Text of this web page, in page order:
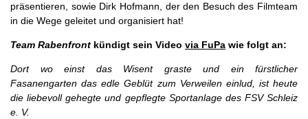
präsentieren, sowie Dirk Hofmann, der den Besuch des Filmteam
in die Wege geleitet und organisiert hat!
Team Rabenfront kündigt sein Video via FuPa wie folgt an:
Dort wo einst das Wisent graste und ein fürstlicher
Fasanengarten das edle Geblüt zum Verweilen einlud, ist heute
die liebevoll gehegte und gepflegte Sportanlage des FSV Schleiz
e. V.